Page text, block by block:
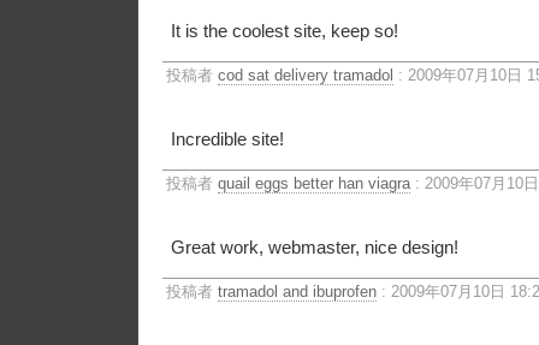
It is the coolest site, keep so!
投稿者 cod sat delivery tramadol : 2009年07月10日
Incredible site!
投稿者 quail eggs better han viagra: 2009年07月10
Great work, webmaster, nice design!
投稿者 tramadol and ibuprofen : 2009年07月10日